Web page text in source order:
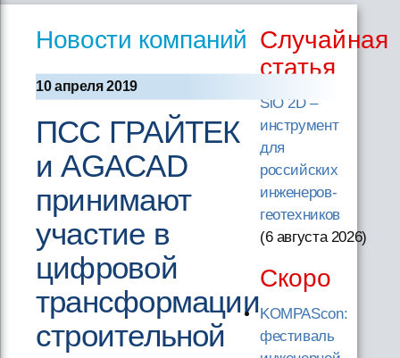
Новости компаний
10 апреля 2019
ПСС ГРАЙТЕК
и AGACAD
принимают
участие в
цифровой
трансформации
строительной
Случайная
статья
SiO 2D –
инструмент
для
российских
инженеров-
геотехников
(6 августа 2026)
Скоро
KOMPAScon:
фестиваль